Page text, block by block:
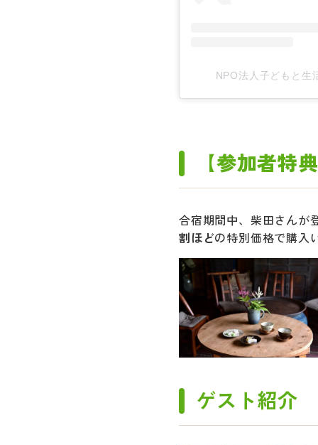
NPO法人子どもと
【参加者特
合宿期間中、柴田さんが
割ほどの特別価格で購入
ゲスト紹介